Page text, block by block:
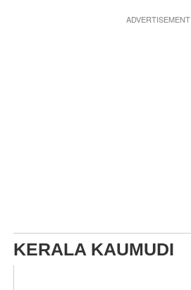
ADVERTISEMENT
KERALA KAUMUDI